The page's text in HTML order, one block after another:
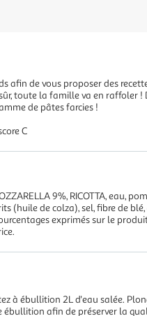
afin de vous proposer des
toute la famille va en raffoler !
de pâtes farcies !
C
9%, RICOTTA, eau,
(huile de colza), sel, fibre de
exprimés sur le
à ébullition 2L d'eau salée.
ébullition afin de préserver la